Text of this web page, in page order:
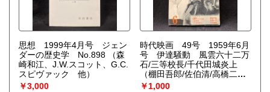
思想 1999年4月号 ジェン
ダーの歴史学 No.898
（森
崎和江、J.W.スコット、G.C.
スピヴァック 他）
￥3,000
時代映画 49号 1959年6月
号 伊達騒動 風雲六十二万
石/三等校長/千代田城炎上
（棚田吾郎/佐伯清/高橋二三/
依田義賢）
￥1,000